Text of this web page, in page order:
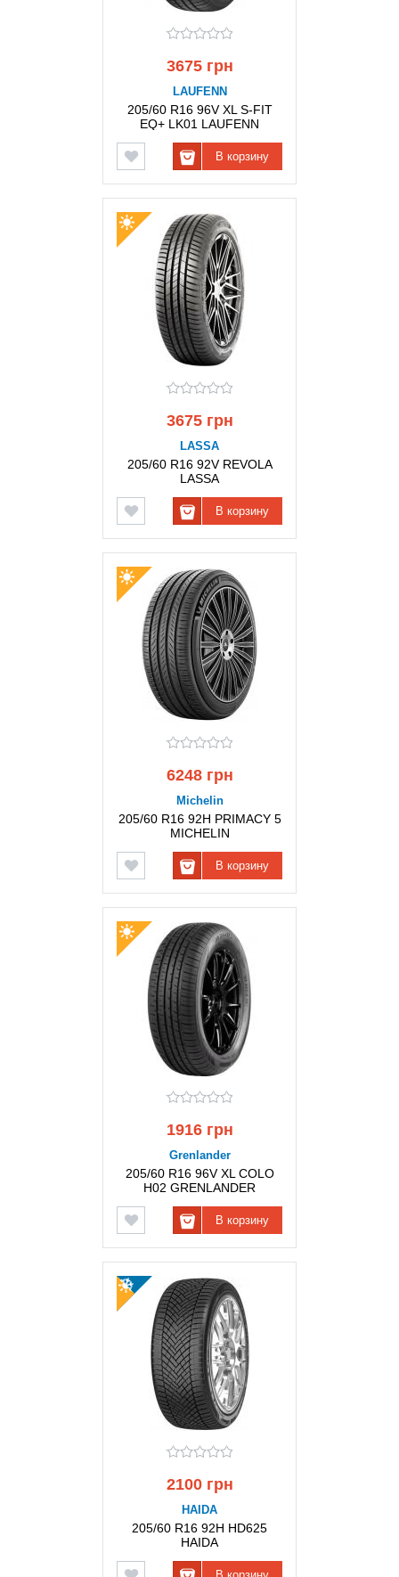
3675 грн
LAUFENN
205/60 R16 96V XL S-FIT
EQ+ LK01 LAUFENN
В корзину
3675 грн
LASSA
205/60 R16 92V REVOLA
LASSA
В корзину
6248 грн
Michelin
205/60 R16 92H PRIMACY 5
MICHELIN
В корзину
1916 грн
Grenlander
205/60 R16 96V XL COLO
H02 GRENLANDER
В корзину
2100 грн
HAIDA
205/60 R16 92H HD625
HAIDA